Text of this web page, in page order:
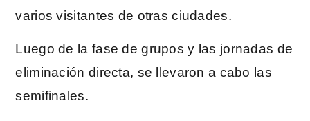
varios visitantes de otras ciudades.
Luego de la fase de grupos y las jornadas de
eliminación directa, se llevaron a cabo las
semifinales.